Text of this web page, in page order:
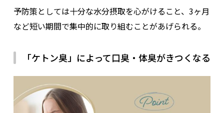
予防策としては十分な水分摂取を心がけること、3ヶ月
など短い期間で集中的に取り組むことがあげられる。
「ケトン臭」によって口臭・体臭がきつくなる